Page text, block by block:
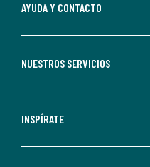
AYUDA Y CONTACTO
NUESTROS SERVICIOS
INSPÍRATE